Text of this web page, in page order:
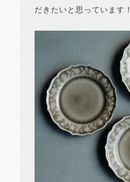
だきたいと思っています！